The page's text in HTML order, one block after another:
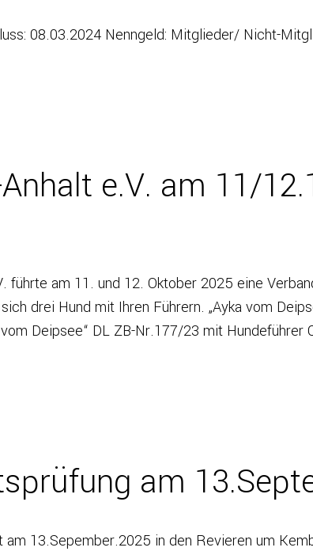
08.03.2024 Nenngeld: Mitglieder/ Nicht-
e.V. am 11/
führte am 11. und 12. Oktober 2025 eine
drei Hund mit Ihren Führern. „Ayka vom
Deipsee“ DL ZB-Nr.177/23 mit Hundeführer
am
am 13.Sepember.2025 in den Revieren um